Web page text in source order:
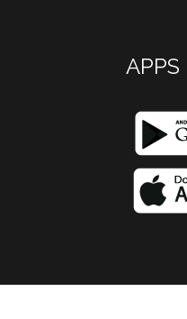
APPS